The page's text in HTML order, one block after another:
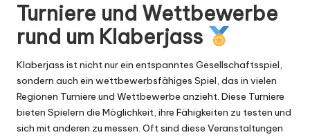
Turniere und Wettbewerbe
rund um Klaberjass
Klaberjass ist nicht nur ein entspanntes Gesellschaftsspiel,
sondern auch ein wettbewerbsfähiges Spiel, das in vielen
Regionen Turniere und Wettbewerbe anzieht. Diese Turniere
bieten Spielern die Möglichkeit, ihre Fähigkeiten zu testen und
sich mit anderen zu messen. Oft sind diese Veranstaltungen